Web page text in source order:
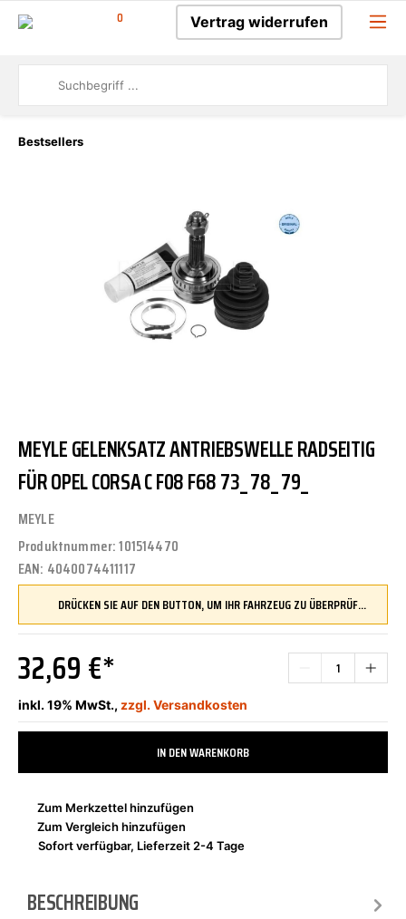
0 Vertrag widerrufen
Bestsellers
MEYLE GELENKSATZ ANTRIEBSWELLE RADSEITIG
FÜR OPEL CORSA C F08 F68 73_ 78_ 79_
MEYLE
Produktnummer:101514470
EAN: 4040074411117
DRÜCKEN SIE AUF DEN BUTTON, UM IHR FAHRZEUG ZU ÜBERPRÜFEN UND SICHERZUSTELLEN, DASS DIESES TEIL KOMPATIBEL IST, BEVOR SIE ES BESTELLEN
32,69 €*
inkl. 19% MwSt., zzgl. Versandkosten
IN DEN WARENKORB
Zum Merkzettel hinzufügen
Zum Vergleich hinzufügen
Sofort verfügbar, Lieferzeit 2-4 Tage
BESCHREIBUNG